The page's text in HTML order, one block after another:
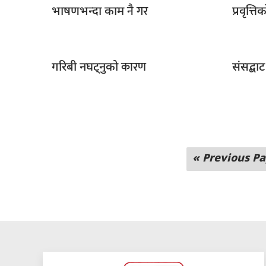
भाषणभन्दा कामनै गर
गरिबी नघट्नुकोकारण
« Previous